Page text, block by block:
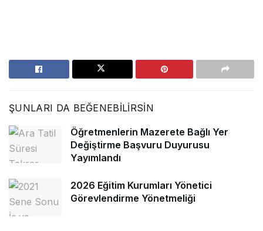
ŞUNLARI DA BEĞENEBILIRSIN
Öğretmenlerin Mazerete Bağlı Yer
Değiştirme Başvuru Duyurusu
Yayımlandı
2026 Eğitim Kurumları Yönetici
Görevlendirme Yönetmeliği